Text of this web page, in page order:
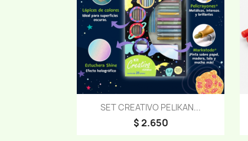
SET CREATIVO PELIKAN...
$ 2.650
Vista rápida